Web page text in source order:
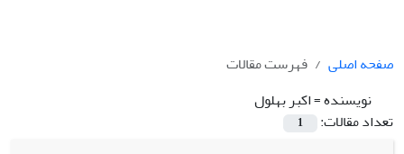
صفحه اصلی
فهرست مقالات
نویسنده =اکبر بهلول
تعداد مقالات:
1